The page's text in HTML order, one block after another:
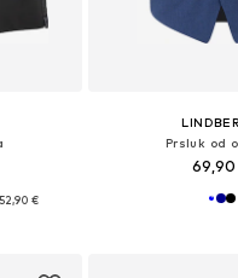
€
Prsluk od